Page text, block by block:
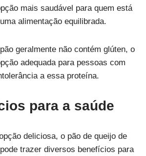
mais saudável para quem está
alimentação equilibrada.
geralmente não contém glúten, o
adequada para pessoas com
a essa proteína.
para a saúde
deliciosa, o pão de queijo de
trazer diversos benefícios para